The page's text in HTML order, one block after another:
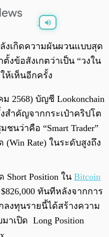
งเกิดความผันผวนแบบสุด
ข้อสังเกตว่าเป็น “วงใน
ห้เห็นอีกครั้ง
2568) บัญชี Lookonchain
สำคัญจากกระเป๋าคริปโต
นว่าคือ “Smart Trader”
Rate) ในระดับสูงถึง
Position ใน Bitcoin
ทันทีหลังจากการ
งทุนรายนี้ได้สร้างความ
าเปิด Long Position